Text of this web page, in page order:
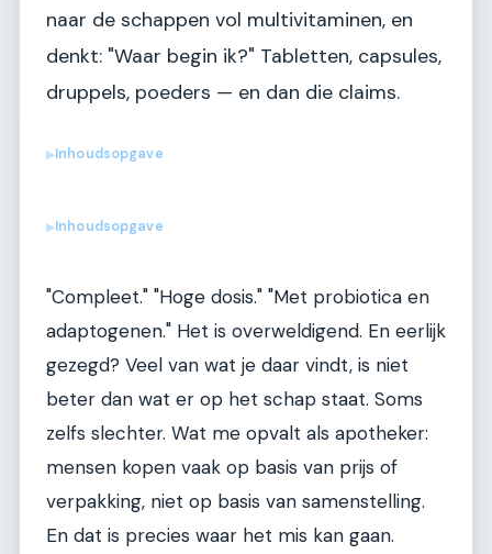
naar de schappen vol multivitaminen, en
denkt: "Waar begin ik?" Tabletten, capsules,
druppels, poeders — en dan die claims.
▶Inhoudsopgave
▶Inhoudsopgave
"Compleet." "Hoge dosis." "Met probiotica en
adaptogenen." Het is overweldigend. En eerlijk
gezegd? Veel van wat je daar vindt, is niet
beter dan wat er op het schap staat. Soms
zelfs slechter. Wat me opvalt als apotheker:
mensen kopen vaak op basis van prijs of
verpakking, niet op basis van samenstelling.
En dat is precies waar het mis kan gaan.